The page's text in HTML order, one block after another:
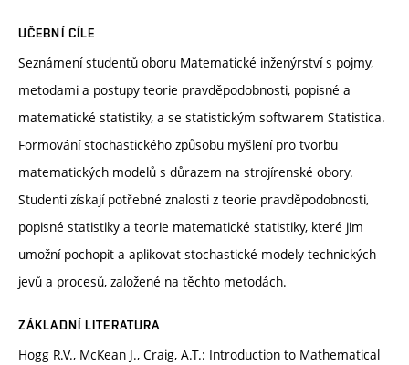
UČEBNÍ CÍLE
Seznámení studentů oboru Matematické inženýrství s pojmy,
metodami a postupy teorie pravděpodobnosti, popisné a
matematické statistiky, a se statistickým softwarem Statistica.
Formování stochastického způsobu myšlení pro tvorbu
matematických modelů s důrazem na strojírenské obory.
Studenti získají potřebné znalosti z teorie pravděpodobnosti,
popisné statistiky a teorie matematické statistiky, které jim
umožní pochopit a aplikovat stochastické modely technických
jevů a procesů, založené na těchto metodách.
ZÁKLADNÍ LITERATURA
Hogg R.V., McKean J., Craig, A.T.: Introduction to Mathematical